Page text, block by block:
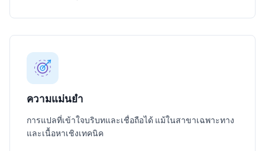
ความแม่นยำ
การแปลที่เข้าใจบริบทและเชื่อถือได้ แม้ในสาขาเฉพาะทาง
และเนื้อหาเชิงเทคนิค